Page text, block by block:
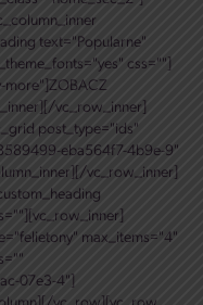
text="Popularne"
css=""]
more"]ZOBACZ
vc_row_inner]
post_type="ids"
eba564f7-4b9e-9"
vc_row_inner]
max_items="4"
07e3-4"]